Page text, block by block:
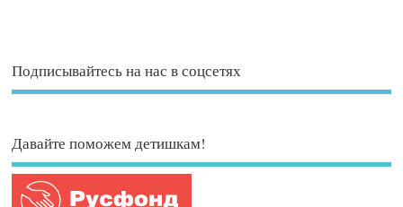
Подписывайтесь на нас в соцсетях
Давайте поможем детишкам!